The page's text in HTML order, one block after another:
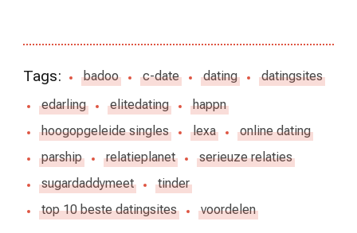
Tags: badoo c-date dating
datingsites
edarling
elitedating
happn
hoogopgeleide singles
lexa
online dating
parship
relatieplanet
serieuze relaties
sugardaddymeet
tinder
top 10 beste datingsites
voordelen